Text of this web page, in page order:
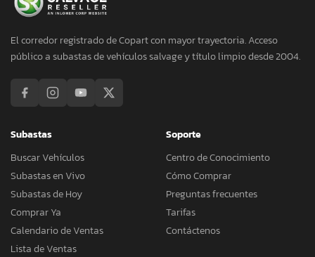
El corredor registrado de Copart con mayor trayectoria. Acceso
público a subastas de vehículos salvage y título limpio desde 2004.
Subastas
Buscar Vehículos
Subastas en Vivo
Subastas de Hoy
Comprar Ya
Calendario de Ventas
Lista de Ventas
Soporte
Centro de Conocimiento
Cómo Comprar
Preguntas frecuentes
Tarifas
Contáctenos